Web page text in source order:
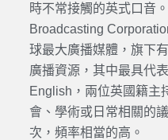
時不常接觸的英式口音
Broadcasting
球最大廣播媒體，旗下
廣播資源，其中最具代
English，兩位英國籍主
會、學術或日常相關的
次，頻率相當的高。